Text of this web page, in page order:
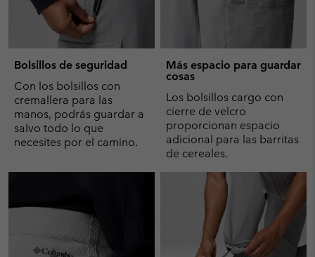
Bolsillos de seguridad
Con los bolsillos con
cremallera para las
manos, podrás guardar a
salvo todo lo que
necesites por el camino.
Más espacio para guardar
cosas
Los bolsillos cargo con
cierre de velcro
proporcionan espacio
adicional para las barritas
de cereales.